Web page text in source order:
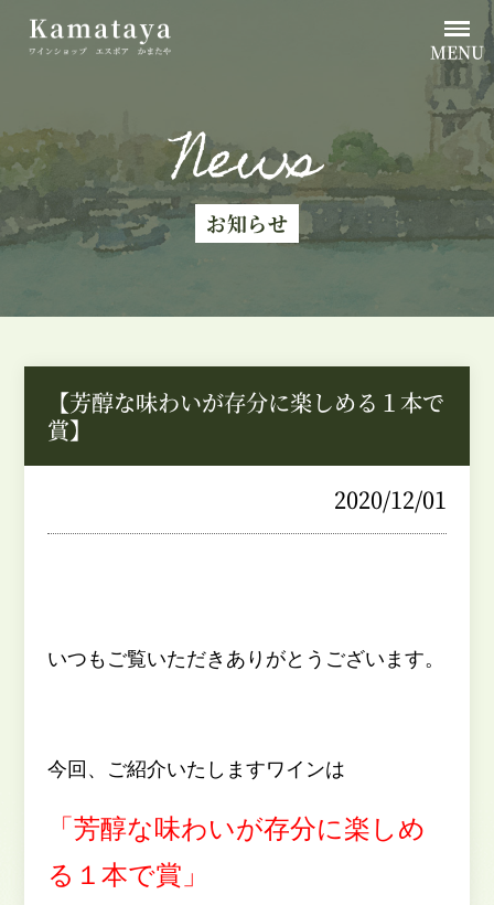
MENU
News
お知らせ
【芳醇な味わいが存分に楽しめる１本で
賞】
2020/12/01
いつもご覧いただきありがとうございます。
今回、ご紹介いたしますワインは
「芳醇な味わいが存分に楽しめ
る１本で賞」